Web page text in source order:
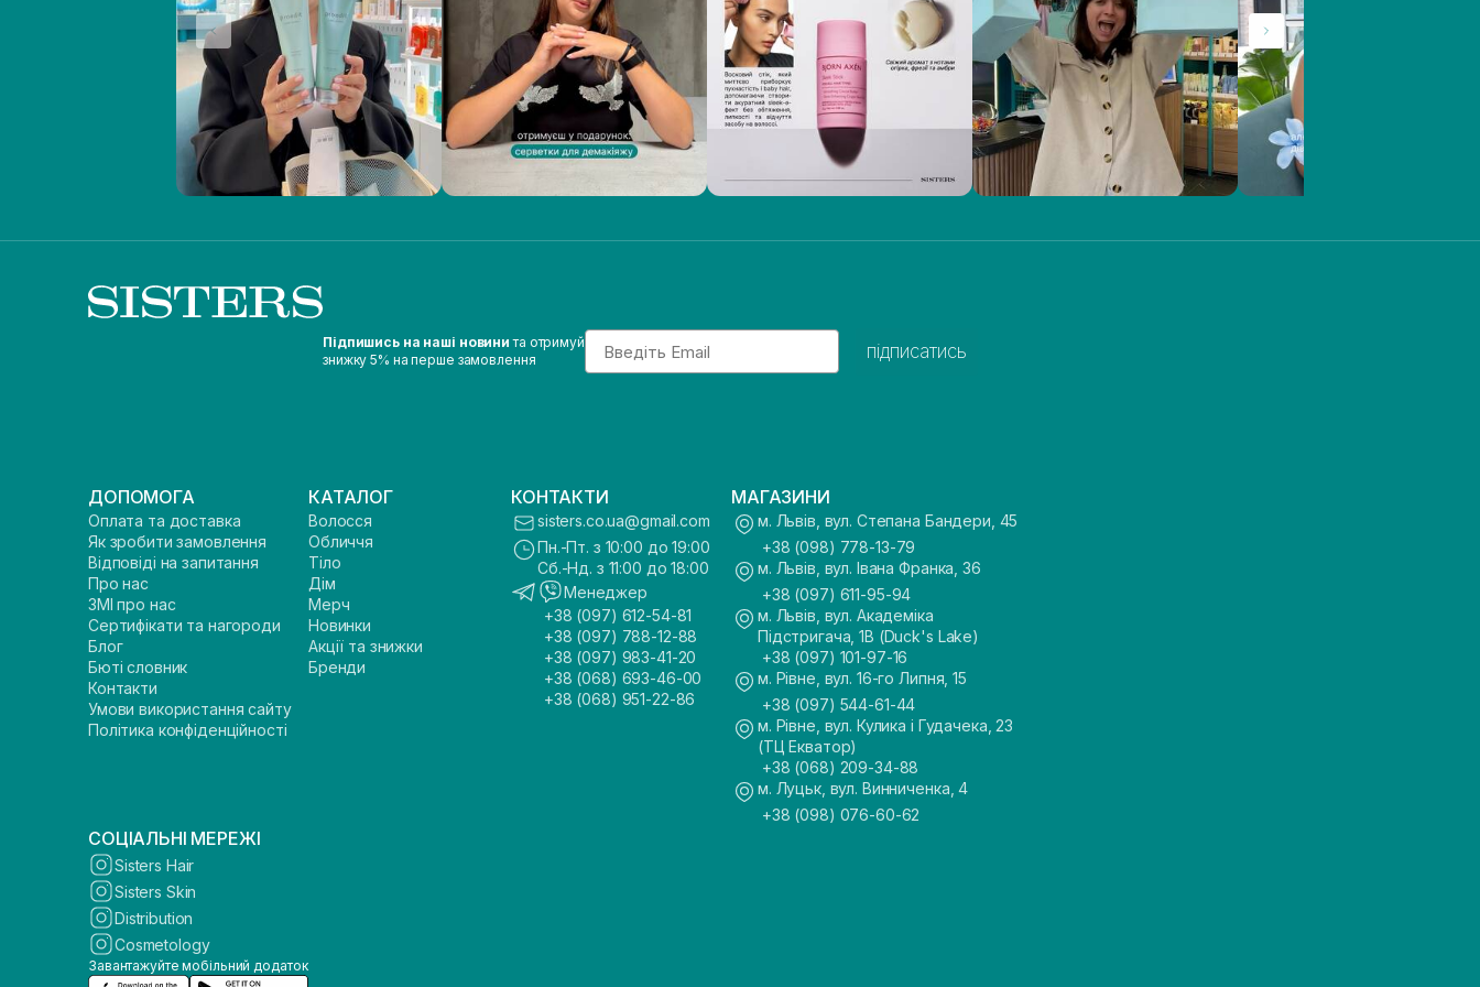
Підпишись на наші новини та отримуй
знижку 5% на перше замовлення
Email
підписатись
ДОПОМОГА
Оплата та доставка
Як зробити замовлення
Відповіді на запитання
Про нас
ЗМІ про нас
Сертифікати та нагороди
Блог
Бюті словник
Контакти
Умови використання сайту
Політика конфіденційності
КАТАЛОГ
Волосся
Обличчя
Тіло
Дім
Мерч
Новинки
Акції та знижки
Бренди
КОНТАКТИ
sisters.co.ua@gmail.com
Пн.-Пт. з 10:00 до 19:00
Сб.-Нд. з 11:00 до 18:00
Менеджер
+38 (097) 612-54-81
+38 (097) 788-12-88
+38 (097) 983-41-20
+38 (068) 693-46-00
+38 (068) 951-22-86
МАГАЗИНИ
м. Львів, вул. Степана Бандери, 45
+38 (098) 778-13-79
м. Львів, вул. Івана Франка, 36
+38 (097) 611-95-94
м. Львів, вул. Академіка
Підстригача, 1В (Duck's Lake)
+38 (097) 101-97-16
м. Рівне, вул. 16-го Липня, 15
+38 (097) 544-61-44
м. Рівне, вул. Кулика і Гудачека, 23
(ТЦ Екватор)
+38 (068) 209-34-88
м. Луцьк, вул. Винниченка, 4
+38 (098) 076-60-62
СОЦІАЛЬНІ МЕРЕЖІ
Sisters Hair
Sisters Skin
Distribution
Cosmetology
Завантажуйте мобільний додаток